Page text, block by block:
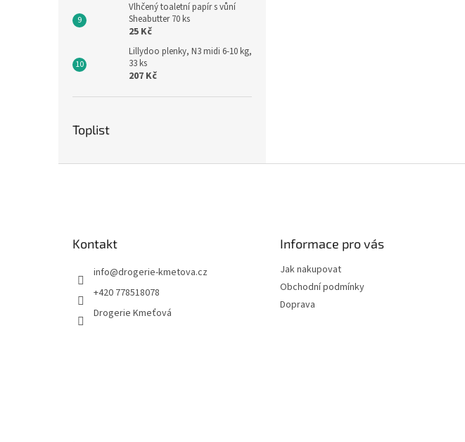
Vlhčený toaletní papír s vůní
Sheabutter 70 ks
25 Kč
Lillydoo plenky, N3 midi 6-10 kg,
33 ks
207 Kč
Toplist
Kontakt
info@drogerie-kmetova.cz
+420 778518078
Drogerie Kmeťová
Informace pro vás
Jak nakupovat
Obchodní podmínky
Doprava